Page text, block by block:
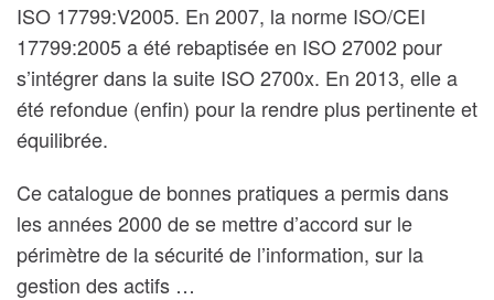
ISO 17799:V2005. En 2007, la norme ISO/CEI
17799:2005 a été rebaptisée en ISO 27002 pour
s’intégrer dans la suite ISO 2700x. En 2013, elle a
été refondue (enfin) pour la rendre plus pertinente et
équilibrée.
Ce catalogue de bonnes pratiques a permis dans
les années 2000 de se mettre d’accord sur le
périmètre de la sécurité de l’information, sur la
gestion des actifs …